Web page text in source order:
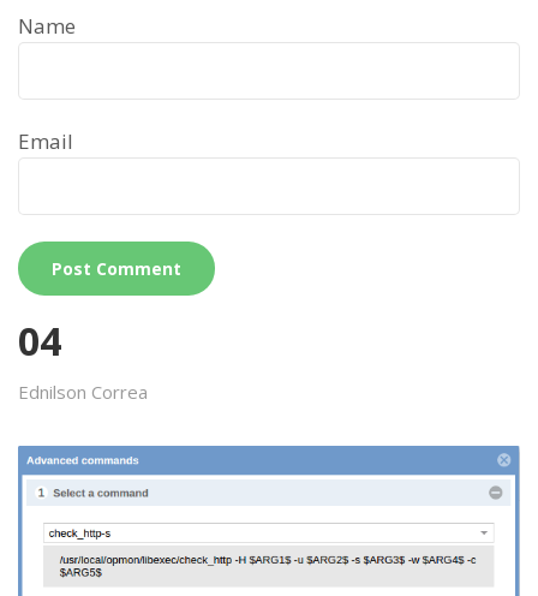
Name
Email
04
Ednilson Correa